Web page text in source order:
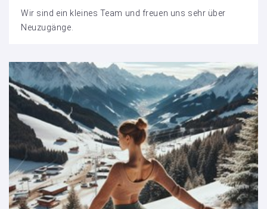
Wir sind ein kleines Team und freuen uns sehr über
Neuzugänge.